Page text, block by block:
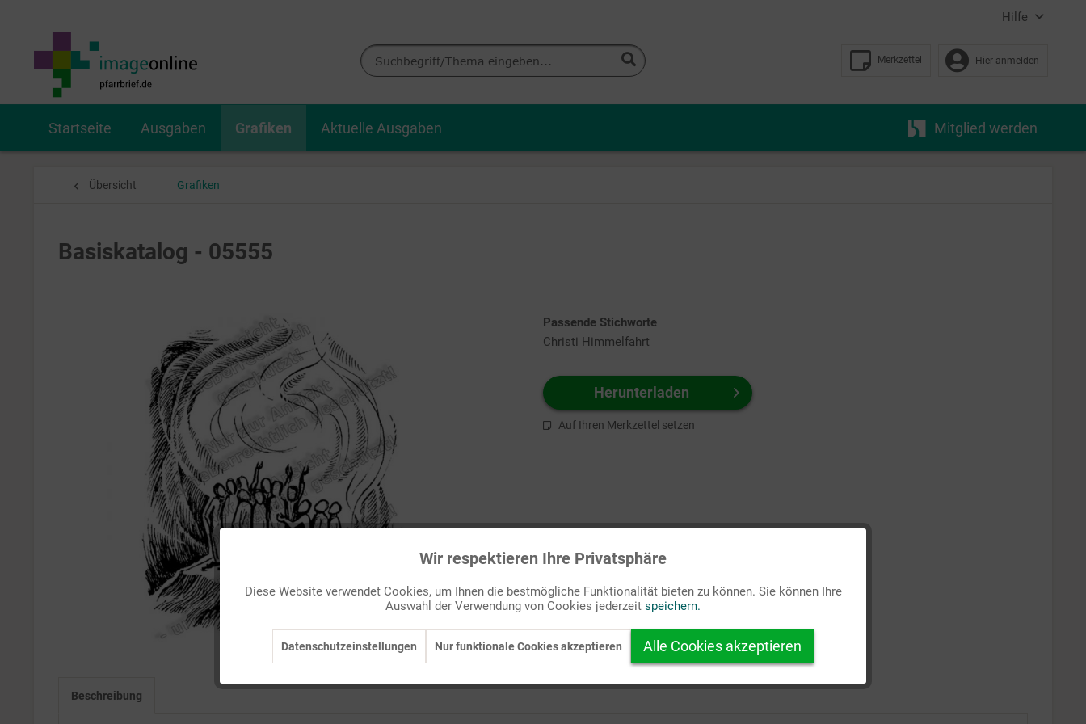
Hilfe
Merkzettel Hier anmelden
Startseite Ausgaben Grafiken Aktuelle Ausgaben Mitglied werden
Übersicht Grafiken
Basiskatalog - 05555
Passende Stichworte
Christi Himmelfahrt
Herunterladen
Auf Ihren Merkzettel setzen
Beschreibung
Inaktiv
Wir respektieren Ihre Privatsphäre
Diese Website verwendet Cookies, um Ihnen die bestmögliche Funktionalität bieten zu können. Sie können Ihre
Auswahl der Verwendung von Cookies jederzeit speichern.
Datenschutzeinstellungen Nur funktionale Cookies akzeptieren Alle Cookies akzeptieren